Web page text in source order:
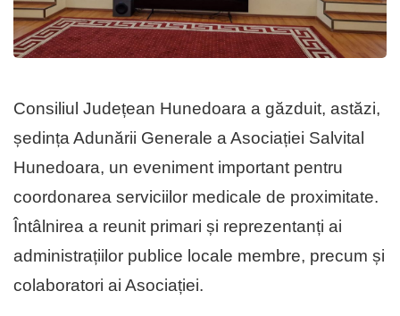
Consiliul Județean Hunedoara a găzduit, astăzi,
ședința Adunării Generale a Asociației Salvital
Hunedoara, un eveniment important pentru
coordonarea serviciilor medicale de proximitate.
Întâlnirea a reunit primari și reprezentanți ai
administrațiilor publice locale membre, precum și
colaboratori ai Asociației.